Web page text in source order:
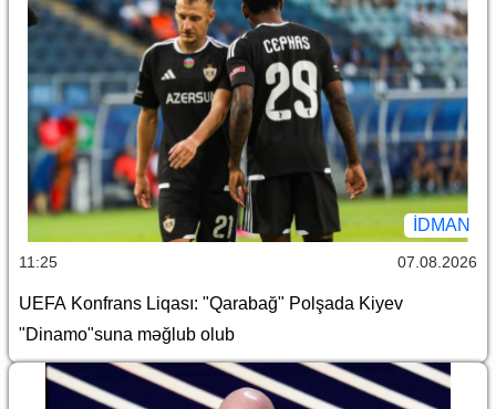
İDMAN
11:25 07.08.2026
UEFA Konfrans Liqası: "Qarabağ" Polşada Kiyev
"Dinamo"suna məğlub olub